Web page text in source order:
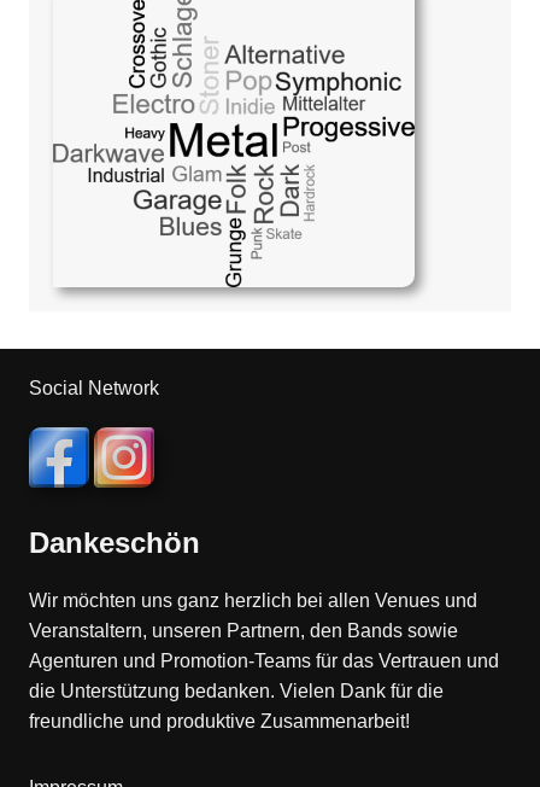
Social Network
Dankeschön
Wir möchten uns ganz herzlich bei allen Venues und
Veranstaltern, unseren Partnern, den Bands sowie
Agenturen und Promotion-Teams für das Vertrauen und
die Unterstützung bedanken. Vielen Dank für die
freundliche und produktive Zusammenarbeit!